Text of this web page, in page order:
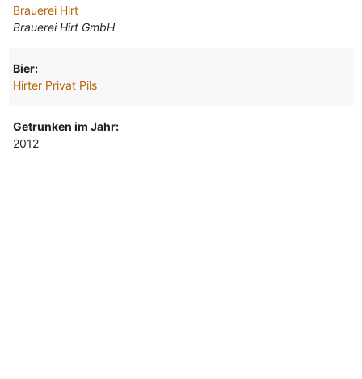
Brauerei Hirt
Brauerei Hirt GmbH
Bier:
Hirter Privat Pils
Getrunken im Jahr:
2012